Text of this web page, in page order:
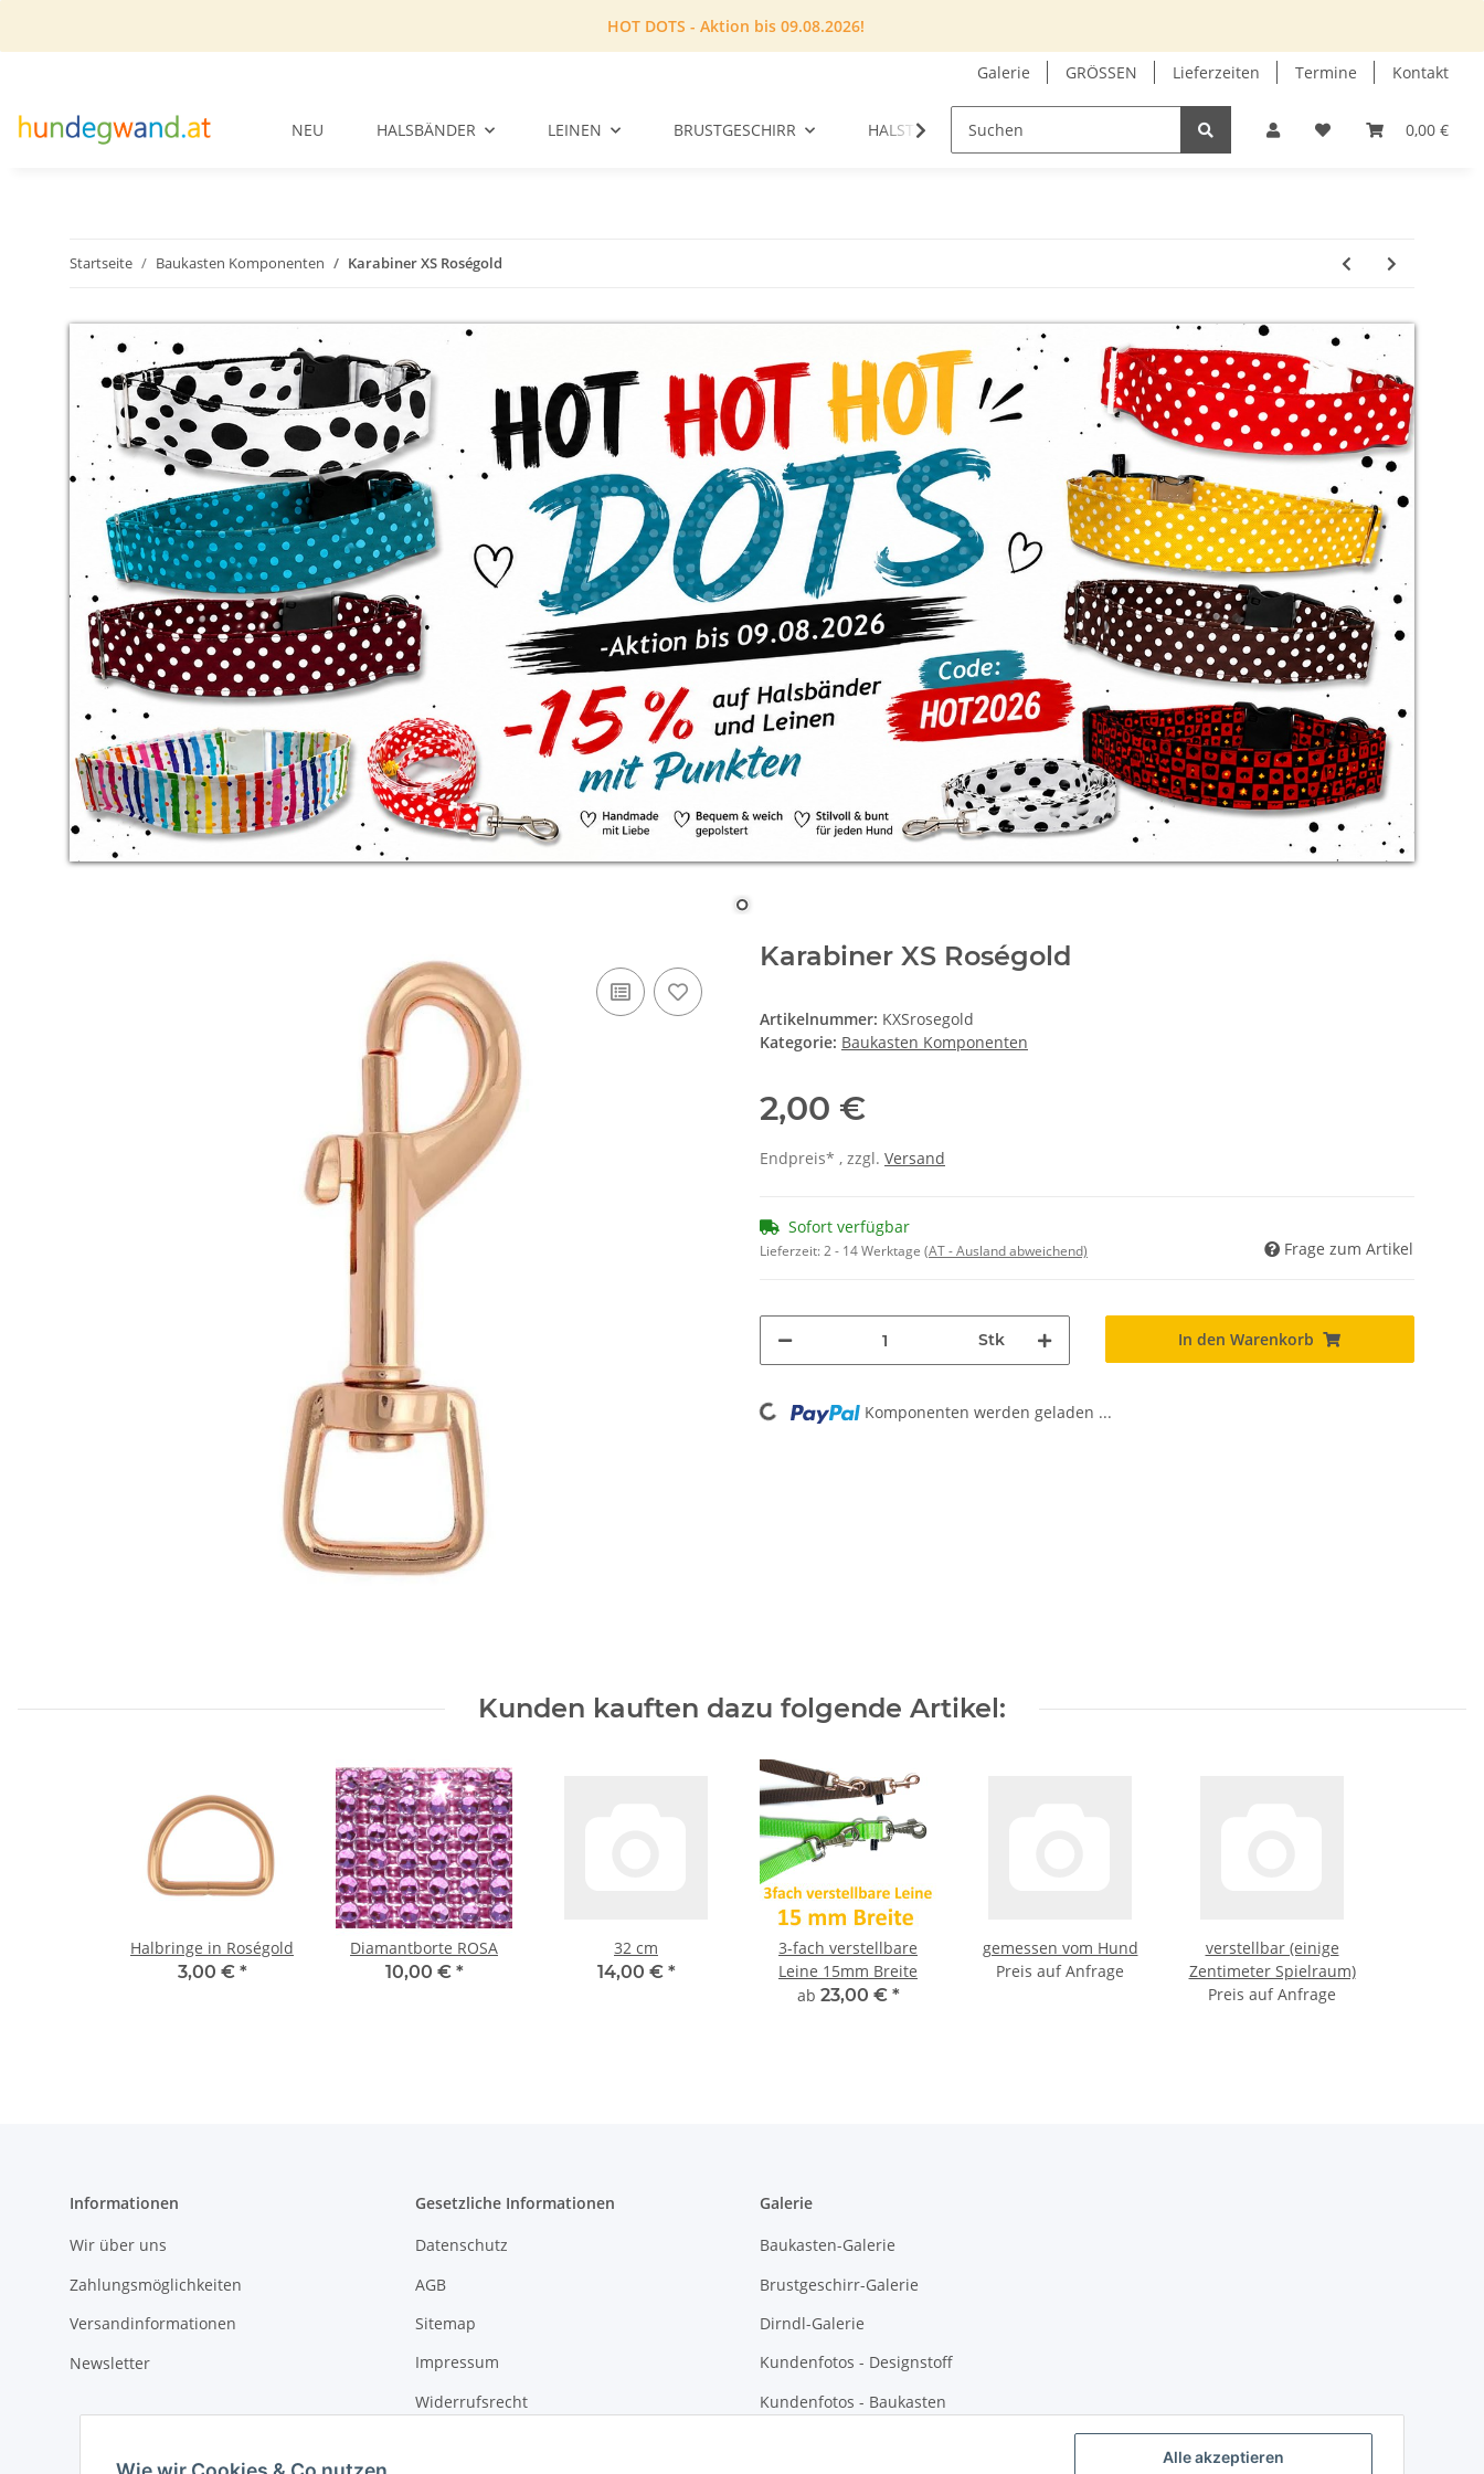
HOT DOTS - Aktion bis 09.08.2026!
Galerie GRÖSSEN Lieferzeiten Termine Kontakt
0,00 €
NEU HALSBÄNDER LEINEN BRUSTGESCHIRR HALSTUCH GUTSCHEIN INFOECKE
Startseite Baukasten Komponenten Karabiner XS Roségold
Karabiner XS Roségold
Artikelnummer: KXSrosegold
Kategorie: Baukasten Komponenten
2,00 €
Endpreis* , zzgl. Versand
Sofort verfügbar
Lieferzeit:2 - 14 Werktage (AT - Ausland abweichend) Frage zum Artikel
Stk In den Warenkorb
Loading... Komponenten werden geladen ...
Kunden kauften dazu folgende Artikel:
Halbringe in Roségold
3,00 € *
Diamantborte ROSA
10,00 € *
32 cm
14,00 € *
3-fach verstellbare
Leine 15mm Breite
ab 23,00 € *
gemessen vom Hund
Preis auf Anfrage
verstellbar (einige
Zentimeter Spielraum)
Preis auf Anfrage
Informationen
Wir über uns
Zahlungsmöglichkeiten
Versandinformationen
Newsletter
Gesetzliche Informationen
Datenschutz
AGB
Sitemap
Impressum
Widerrufsrecht
Galerie
Baukasten-Galerie
Brustgeschirr-Galerie
Dirndl-Galerie
Kundenfotos - Designstoff
Kundenfotos - Baukasten
Alle akzeptieren